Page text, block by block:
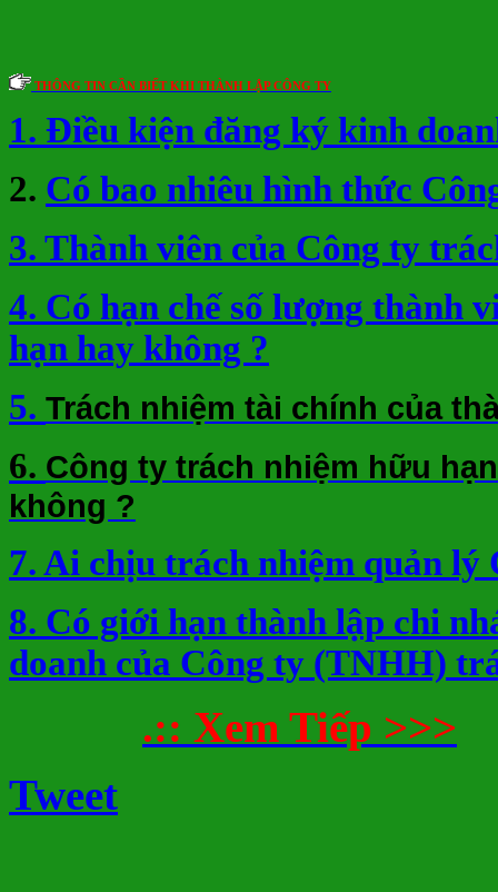
THÔNG TIN CẦN BIẾT KHI THÀNH LẬP CÔNG TY
1. Điều kiện đăng ký kinh
2. Có bao nhiêu hình thức
3. Thành viên của Công ty
4. Có hạn chế số lượng thành
hạn hay không ?
5. Trách nhiệm tài chính của
6. Công ty trách nhiệm hữu
không ?
7. Ai chịu trách nhiệm quản
8. Có giới hạn thành lập chi
doanh của Công ty (TNHH)
.:: Xem Tiếp >>>
Tweet